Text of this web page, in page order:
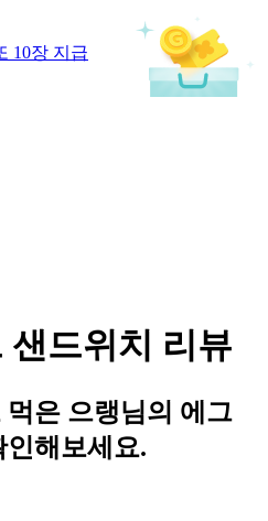
10장 지급
샌드위치 리뷰
은 으랭님의 에그
해보세요.